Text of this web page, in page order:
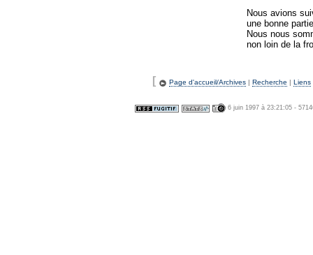
Nous avions
une bonne
Nous nous
non loin de la
[ Page d'accueil/Archives | Recherche | Liens
6 juin 1997 à 23:21:05 -